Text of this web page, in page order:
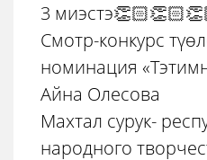
3
Смотр-конкурс
номинация
Айна Олесова
Махтал сурук-
народного